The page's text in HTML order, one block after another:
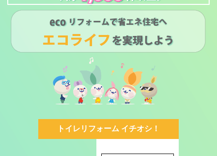
トイレリフォーム イチオシ！